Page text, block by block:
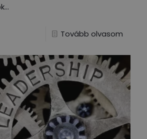
Tovább olvasom